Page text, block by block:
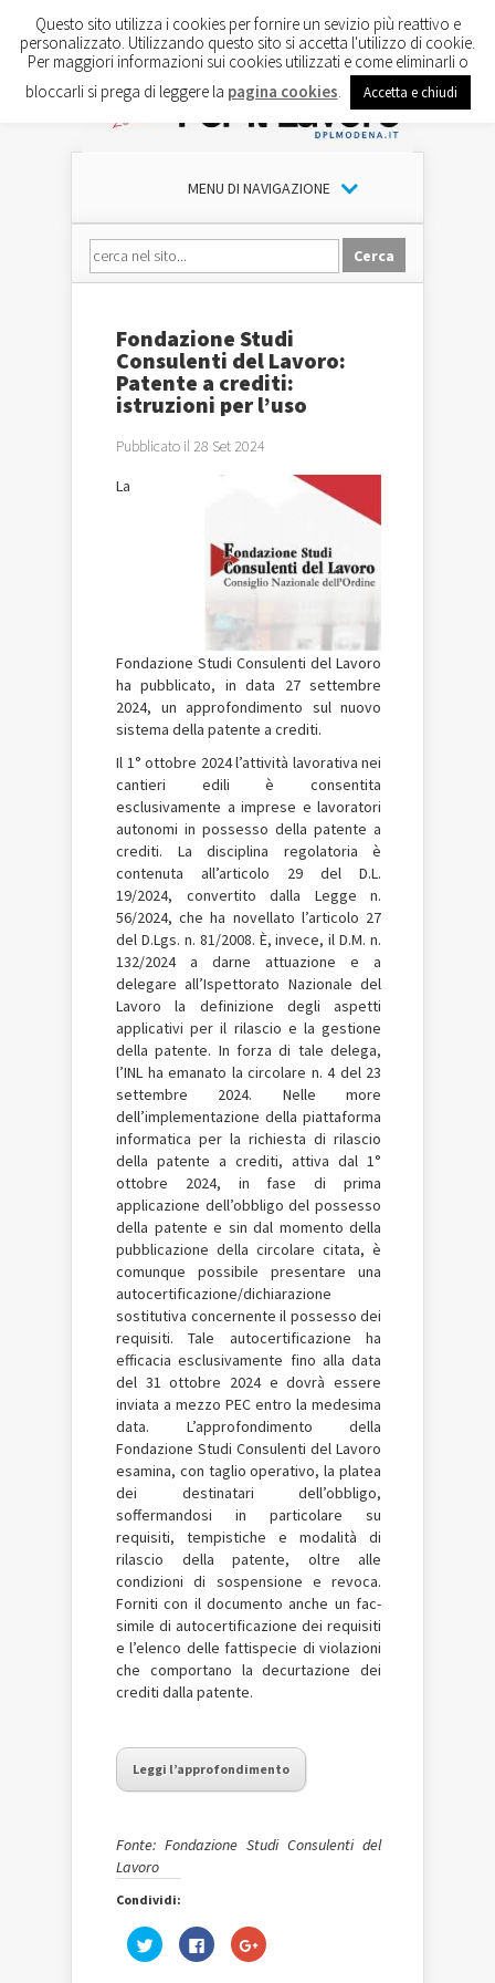
MENU DI NAVIGAZIONE
Fondazione Studi
Consulenti del Lavoro:
Patente a crediti:
istruzioni per l’uso
Pubblicato il 28 Set 2024
La
Fondazione Studi Consulenti del Lavoro
ha pubblicato, in data 27 settembre
2024, un approfondimento sul nuovo
sistema della patente a crediti.
Il 1° ottobre 2024 l’attività lavorativa nei
cantieri edili è consentita
esclusivamente a imprese e lavoratori
autonomi in possesso della patente a
crediti. La disciplina regolatoria è
contenuta all’articolo 29 del D.L.
19/2024, convertito dalla Legge n.
56/2024, che ha novellato l’articolo 27
del D.Lgs. n. 81/2008. È, invece, il D.M. n.
132/2024 a darne attuazione e a
delegare all’Ispettorato Nazionale del
Lavoro la definizione degli aspetti
applicativi per il rilascio e la gestione
della patente. In forza di tale delega,
l’INL ha emanato la circolare n. 4 del 23
settembre 2024. Nelle more
dell’implementazione della piattaforma
informatica per la richiesta di rilascio
della patente a crediti, attiva dal 1°
ottobre 2024, in fase di prima
applicazione dell’obbligo del possesso
della patente e sin dal momento della
pubblicazione della circolare citata, è
comunque possibile presentare una
autocertificazione/dichiarazione
sostitutiva concernente il possesso dei
requisiti. Tale autocertificazione ha
efficacia esclusivamente fino alla data
del 31 ottobre 2024 e dovrà essere
inviata a mezzo PEC entro la medesima
data. L’approfondimento della
Fondazione Studi Consulenti del Lavoro
esamina, con taglio operativo, la platea
dei destinatari dell’obbligo,
soffermandosi in particolare su
requisiti, tempistiche e modalità di
rilascio della patente, oltre alle
condizioni di sospensione e revoca.
Forniti con il documento anche un fac-
simile di autocertificazione dei requisiti
e l’elenco delle fattispecie di violazioni
che comportano la decurtazione dei
crediti dalla patente.
Leggi l’approfondimento
Fonte: Fondazione Studi Consulenti del
Lavoro
Condividi:
Fai
clic
Fai
clic
Fai
clic
Questo sito utilizza i cookies per fornire un sevizio più reattivo e
personalizzato. Utilizzando questo sito si accetta l'utilizzo di cookie.
Per maggiori informazioni sui cookies utilizzati e come eliminarli o
bloccarli si prega di leggere la pagina cookies Accetta e chiudi